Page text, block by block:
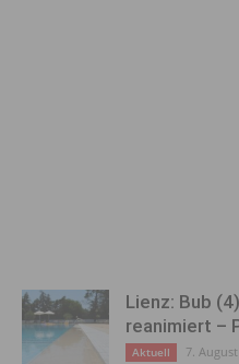
Lienz: Bub
reanimiert –
Aktuell 7.